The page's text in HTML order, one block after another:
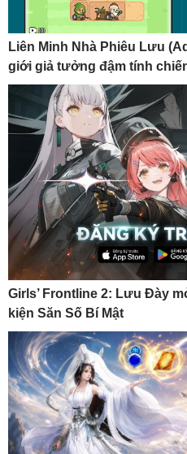
Liên Minh Nhà Phiêu Lưu
giới giả tưởng đậm tính
Girls’ Frontline 2: Lưu Đày
kiện Săn Số Bí Mật